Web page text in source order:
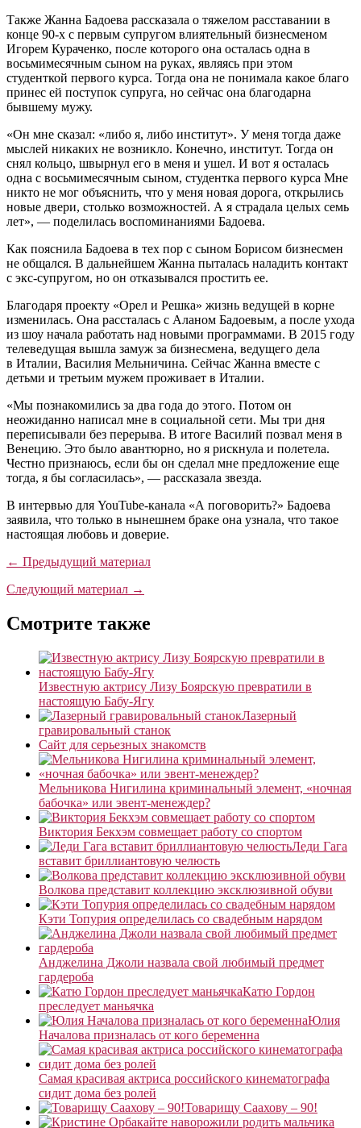
Также Жанна Бадоева рассказала о тяжелом расставании в
конце 90-х с первым супругом влиятельный бизнесменом
Игорем Кураченко, после которого она осталась одна в
восьмимесячным сыном на руках, являясь при этом
студенткой первого курса. Тогда она не понимала какое благо
принес ей поступок супруга, но сейчас она благодарна
бывшему мужу.
«Он мне сказал: «либо я, либо институт». У меня тогда даже
мыслей никаких не возникло. Конечно, институт. Тогда он
снял кольцо, швырнул его в меня и ушел. И вот я осталась
одна с восьмимесячным сыном, студентка первого курса Мне
никто не мог объяснить, что у меня новая дорога, открылись
новые двери, столько возможностей. А я страдала целых семь
лет», — поделилась воспоминаниями Бадоева.
Как пояснила Бадоева в тех пор с сыном Борисом бизнесмен
не общался. В дальнейшем Жанна пыталась наладить контакт
с экс-супругом, но он отказывался простить ее.
Благодаря проекту «Орел и Решка» жизнь ведущей в корне
изменилась. Она рассталась с Аланом Бадоевым, а после ухода
из шоу начала работать над новыми программами. В 2015 году
телеведущая вышла замуж за бизнесмена, ведущего дела
в Италии, Василия Мельничина. Сейчас Жанна вместе с
детьми и третьим мужем проживает в Италии.
«Мы познакомились за два года до этого. Потом он
неожиданно написал мне в социальной сети. Мы три дня
переписывали без перерыва. В итоге Василий позвал меня в
Венецию. Это было авантюрно, но я рискнула и полетела.
Честно признаюсь, если бы он сделал мне предложение еще
тогда, я бы согласилась», — рассказала звезда.
В интервью для YouTube-канала «А поговорить?» Бадоева
заявила, что только в нынешнем браке она узнала, что такое
настоящая любовь и доверие.
← Предыдущий материал
Следующий материал →
Смотрите также
Известную актрису Лизу Боярскую превратили в
настоящую Бабу-Ягу
Лазерный
гравировальный станок
Сайт для серьезных знакомств
Мельникова Нигилина криминальный элемент, «ночная
бабочка» или эвент-менеждер?
Виктория Бекхэм совмещает работу со спортом
Леди Гага
вставит бриллиантовую челюсть
Волкова представит коллекцию эксклюзивной обуви
Кэти Топурия определилась со свадебным нарядом
Анджелина Джоли назвала свой любимый предмет
гардероба
Катю Гордон
преследует маньячка
Юлия
Началова призналась от кого беременна
Самая красивая актриса российского кинематографа
сидит дома без ролей
Товарищу Саахову – 90!